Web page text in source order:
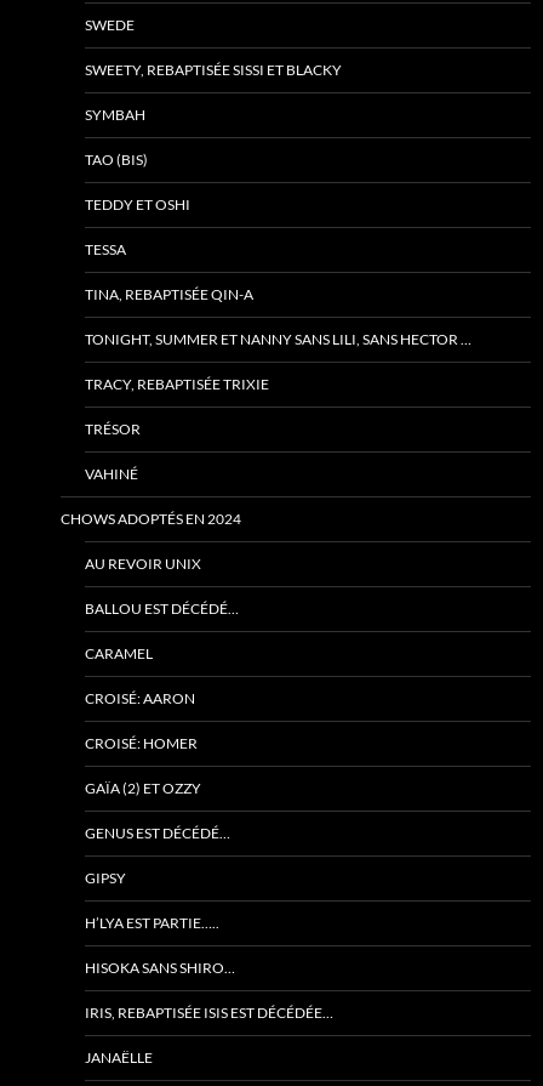
SWEDE
SWEETY, REBAPTISÉE SISSI ET BLACKY
SYMBAH
TAO (BIS)
TEDDY ET OSHI
TESSA
TINA, REBAPTISÉE QIN-A
TONIGHT, SUMMER ET NANNY SANS LILI, SANS HECTOR …
TRACY, REBAPTISÉE TRIXIE
TRÉSOR
VAHINÉ
CHOWS ADOPTÉS EN 2024
AU REVOIR UNIX
BALLOU EST DÉCÉDÉ…
CARAMEL
CROISÉ: AARON
CROISÉ: HOMER
GAÏA (2) ET OZZY
GENUS EST DÉCÉDÉ…
GIPSY
H’LYA EST PARTIE…..
HISOKA SANS SHIRO…
IRIS, REBAPTISÉE ISIS EST DÉCÉDÉE…
JANAËLLE